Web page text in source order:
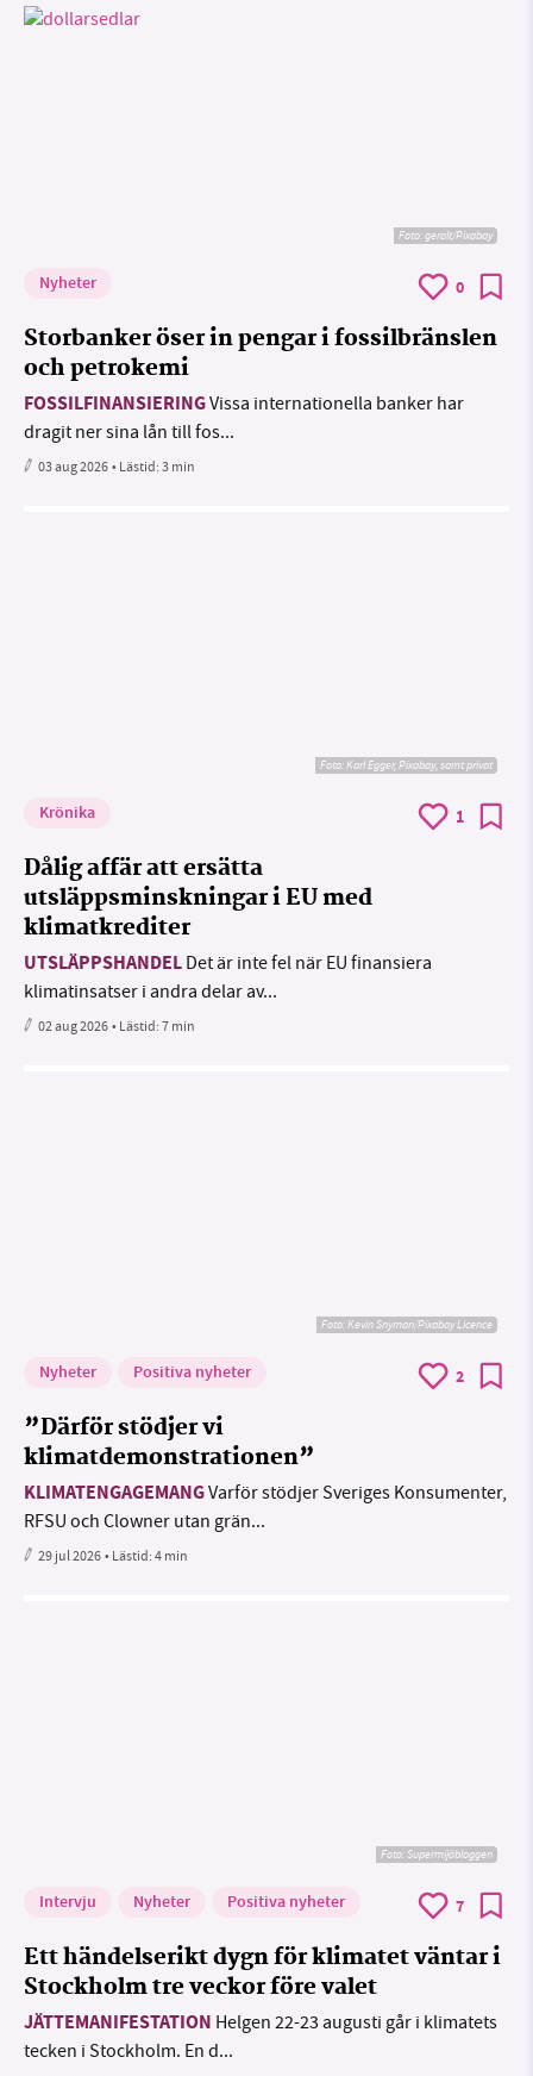
Foto:geralt/Pixabay
Nyheter 0
Storbanker öser in pengar i fossilbränslen
och petrokemi
FOSSILFINANSIERINGVissa internationella banker har
dragit ner sina lån till fos...
03 aug 2026• Lästid:3 min
Foto:Karl Egger, Pixabay, samt privat
Krönika 1
Dålig affär att ersätta
utsläppsminskningar i EU med
klimatkrediter
UTSLÄPPSHANDEL Det är inte fel när EU finansiera
klimatinsatser i andra delar av...
02 aug 2026• Lästid:7 min
Foto:Kevin Snyman/Pixabay Licence
Nyheter Positiva nyheter 2
”Därför stödjer vi
klimatdemonstrationen”
KLIMATENGAGEMANGVarför stödjer Sveriges Konsumenter,
RFSU och Clowner utan grän...
29 jul 2026• Lästid:4 min
Foto: Supermijöbloggen
Intervju Nyheter Positiva nyheter 7
Ett händelserikt dygn för klimatet väntar i
Stockholm tre veckor före valet
JÄTTEMANIFESTATION Helgen 22-23 augusti går i klimatets
tecken i Stockholm. En d...